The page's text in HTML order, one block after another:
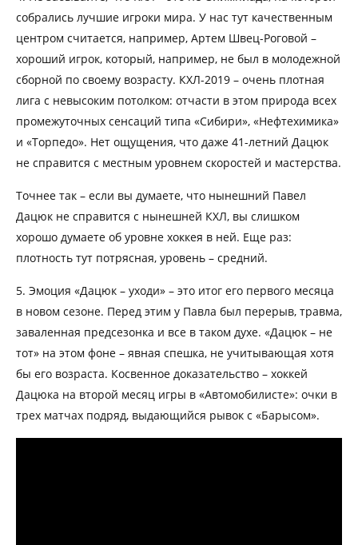
собрались лучшие игроки мира. У нас тут качественным
центром считается, например, Артем Швец-Роговой –
хороший игрок, который, например, не был в молодежной
сборной по своему возрасту. КХЛ-2019 – очень плотная
лига с невысоким потолком: отчасти в этом природа всех
промежуточных сенсаций типа «Сибири», «Нефтехимика»
и «Торпедо». Нет ощущения, что даже 41-летний Дацюк
не справится с местным уровнем скоростей и мастерства.
Точнее так – если вы думаете, что нынешний Павел
Дацюк не справится с нынешней КХЛ, вы слишком
хорошо думаете об уровне хоккея в ней. Еще раз:
плотность тут потрясная, уровень – средний.
5. Эмоция «Дацюк – уходи» – это итог его первого месяца
в новом сезоне. Перед этим у Павла был перерыв, травма,
заваленная предсезонка и все в таком духе. «Дацюк – не
тот» на этом фоне – явная спешка, не учитывающая хотя
бы его возраста. Косвенное доказательство – хоккей
Дацюка на второй месяц игры в «Автомобилисте»: очки в
трех матчах подряд, выдающийся рывок с «Барысом».